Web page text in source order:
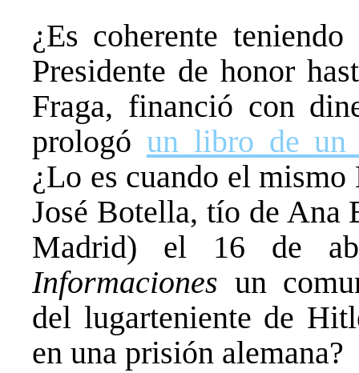
¿Es coherente
Presidente de honor
Fraga, financió con
prologó un libro de un
¿Lo es cuando el
José Botella, tío de Ana
Madrid) el 16 de
Informaciones un
del lugarteniente de
en una prisión alemana?